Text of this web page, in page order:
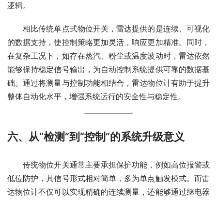
逻辑。
相比传统单点式物位开关，雷达提供的是连续、可视化
的数据支持，使控制策略更加灵活，响应更加精准。同时，
在复杂工况下，如存在蒸汽、粉尘或温度波动时，雷达依然
能够保持稳定信号输出，为自动控制系统提供可靠的数据基
础。通过将测量与控制功能相结合，雷达物位计有助于提升
整体自动化水平，增强系统运行的安全性与稳定性。
六、从“检测”到“控制”的系统升级意义
传统物位开关通常主要承担保护功能，例如高位报警或
低位防护，其信号形式相对简单，多为单点触发模式。而雷
达物位计不仅可以实现精确的连续测量，还能够通过继电器